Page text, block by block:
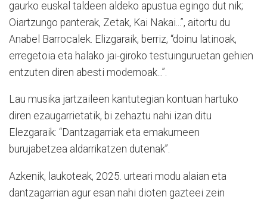
gaurko euskal taldeen aldeko apustua egingo dut nik;
Oiartzungo panterak, Zetak, Kai Nakai...”, aitortu du
Anabel Barrocalek. Elizgaraik, berriz, “doinu latinoak,
erregetoia eta halako jai-giroko testuinguruetan gehien
entzuten diren abesti modernoak...”.
Lau musika jartzaileen kantutegian kontuan hartuko
diren ezaugarrietatik, bi zehaztu nahi izan ditu
Elezgaraik: “Dantzagarriak eta emakumeen
burujabetzea aldarrikatzen dutenak”.
Azkenik, laukoteak, 2025. urteari modu alaian eta
dantzagarrian agur esan nahi dioten gazteei zein